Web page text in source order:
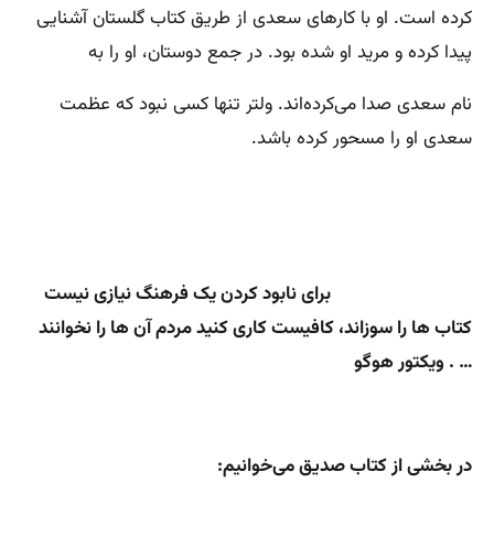
کرده است. او با کارهای سعدی از طریق کتاب گلستان آشنایی
پیدا کرده و مرید او شده بود. در جمع دوستان، او را به
نام سعدی صدا می‌کرده‌اند. ولتر تنها کسی نبود که عظمت
سعدی او را مسحور کرده باشد.
برای نابود کردن یک فرهنگ نیازی نیست
کتاب ها را سوزاند، کافیست کاری کنید مردم آن ها را نخوانند
… . ویکتور هوگو
در بخشی از کتاب صدیق می‌خوانیم: